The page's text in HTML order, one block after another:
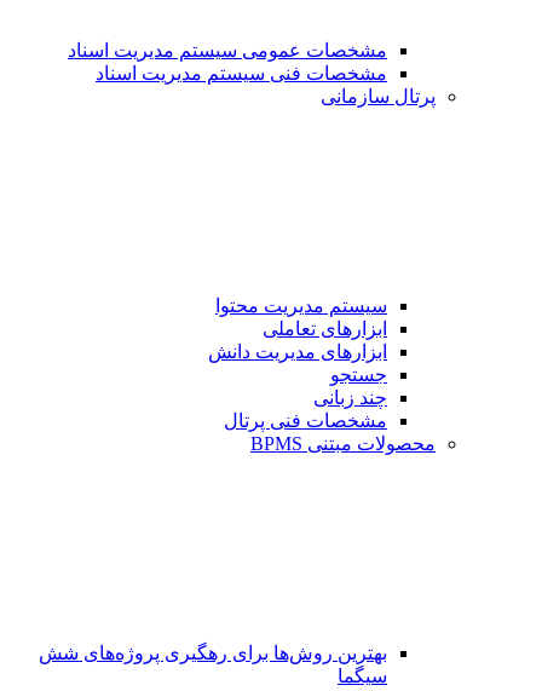
مشخصات عمومی سیستم مدیریت اسناد
مشخصات فنی سیستم مدیریت اسناد
پرتال سازمانی
سیستم مدیریت محتوا
ابزارهای تعاملی
ابزارهای مدیریت دانش
جستجو
چند زبانی
مشخصات فنی پرتال
محصولات مبتنی BPMS
بهترین روش‌ها برای رهگیری پروژه‌های شش
سیگما